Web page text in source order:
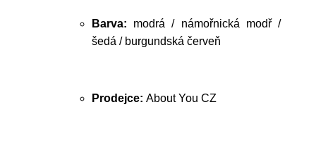
Barva: modrá / námořnická modř /
šedá / burgundská červeň
Prodejce: About You CZ